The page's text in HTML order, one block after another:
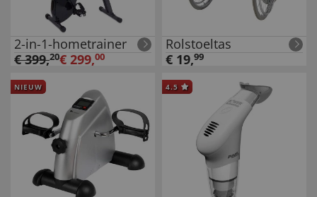
2-in-1-hometrainer
€399,20€ 299,00
Rolstoeltas
€ 19,99
NIEUW 4.5